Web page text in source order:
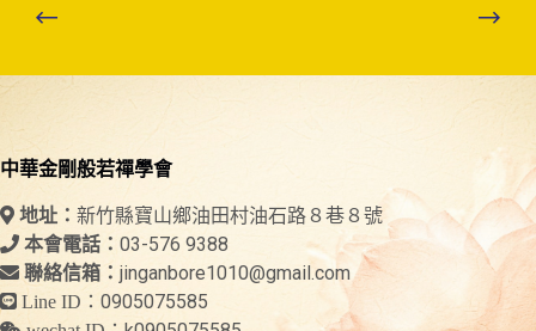
中華金剛般若禪學會
地址： 新竹縣寶山鄉油田村油石路８巷８號
本會電話： 03-576 9388
聯絡信箱： jinganbore1010@gmail.com
Line ID： 0905075585